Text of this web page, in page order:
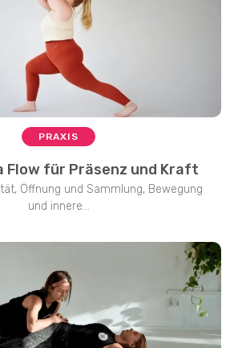
PRAXIS
Flow für Präsenz und Kraft
Öffnung und Sammlung, Bewegung
und innere...